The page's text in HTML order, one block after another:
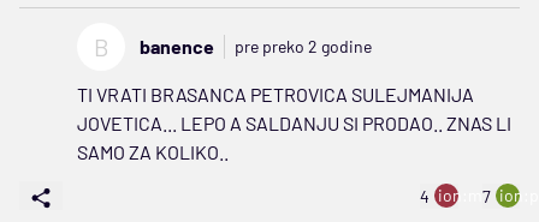
B banence pre preko 2 godine
TI VRATI BRASANCA PETROVICA SULEJMANIJA
JOVETICA... LEPO A SALDANJU SI PRODAO.. ZNAS LI
SAMO ZA KOLIKO..
4 ion:minus
7